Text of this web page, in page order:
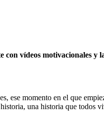
vídeos motivacionales y
ese momento en el que
una historia que todos